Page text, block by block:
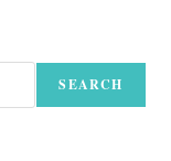
SEARCH